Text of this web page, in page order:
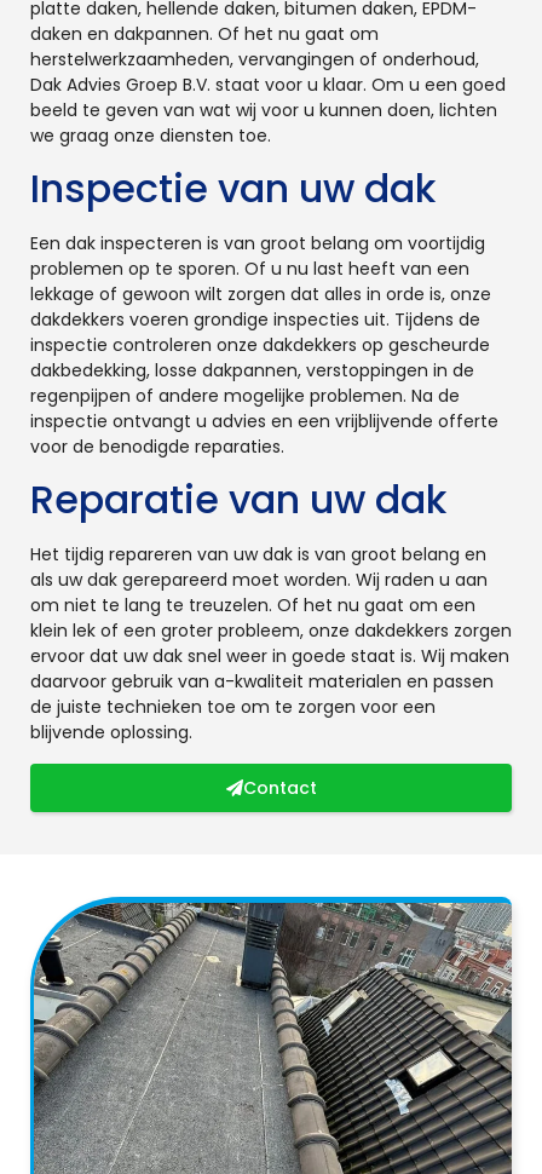
platte daken, hellende daken, bitumen daken, EPDM-
daken en dakpannen. Of het nu gaat om
herstelwerkzaamheden, vervangingen of onderhoud,
Dak Advies Groep B.V. staat voor u klaar. Om u een goed
beeld te geven van wat wij voor u kunnen doen, lichten
we graag onze diensten toe.
Inspectie van uw dak
Een dak inspecteren is van groot belang om voortijdig
problemen op te sporen. Of u nu last heeft van een
lekkage of gewoon wilt zorgen dat alles in orde is, onze
dakdekkers voeren grondige inspecties uit. Tijdens de
inspectie controleren onze dakdekkers op gescheurde
dakbedekking, losse dakpannen, verstoppingen in de
regenpijpen of andere mogelijke problemen. Na de
inspectie ontvangt u advies en een vrijblijvende offerte
voor de benodigde reparaties.
Reparatie van uw dak
Het tijdig repareren van uw dak is van groot belang en
als uw dak gerepareerd moet worden. Wij raden u aan
om niet te lang te treuzelen. Of het nu gaat om een
klein lek of een groter probleem, onze dakdekkers zorgen
ervoor dat uw dak snel weer in goede staat is. Wij maken
daarvoor gebruik van a-kwaliteit materialen en passen
de juiste technieken toe om te zorgen voor een
blijvende oplossing.
Contact